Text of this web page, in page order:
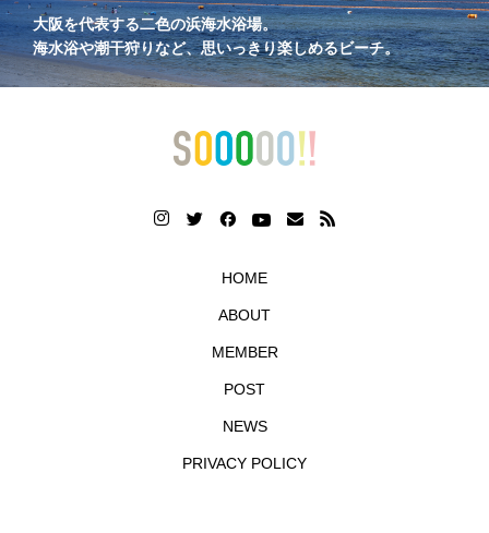
大阪を代表する二色の浜海水浴場。
海水浴や潮干狩りなど、思いっきり楽しめるビーチ。
HOME
ABOUT
MEMBER
POST
NEWS
PRIVACY POLICY